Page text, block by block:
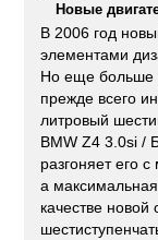
Новые
В 2006 год
элементами
Но еще больше
прежде всего
литровый
BMW Z4 3.0si /
разгоняет его
а
качестве новой